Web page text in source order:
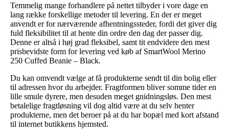
Temmelig mange forhandlere på nettet tilbyder i vore dage en
lang række forskellige metoder til levering. En der er meget
anvendt er for nærværende afhentningssteder, fordi det giver dig
fuld fleksibilitet til at hente din ordre den dag der passer dig.
Denne er altså i høj grad fleksibel, samt tit endvidere den mest
prisbevidste form for levering ved køb af SmartWool Merino
250 Cuffed Beanie – Black.
Du kan omvendt vælge at få produkterne sendt til din bolig eller
til adressen hvor du arbejder. Fragtformen bliver somme tider en
lille smule dyrere, men desuden meget gnidningsløs. Den mest
betalelige fragtløsning vil dog altid være at du selv henter
produkterne, men det beroer på at du har bopæl med kort afstand
til internet butikkens hjemsted.